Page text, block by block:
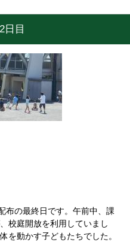
日目
の最終日です。午前中、課
校庭開放を利用していまし
を動かす子どもたちでした。